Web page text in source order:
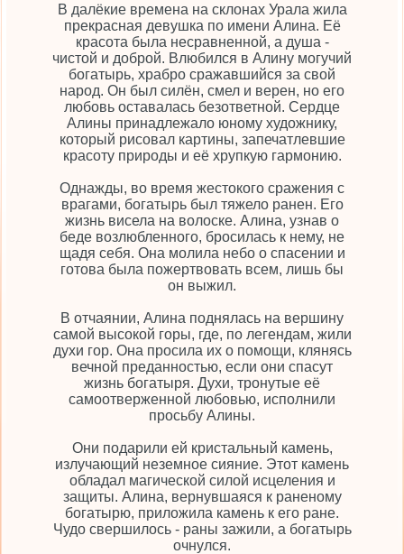
В далёкие времена на склонах Урала жила
прекрасная девушка по имени Алина. Её
красота была несравненной, а душа -
чистой и доброй. Влюбился в Алину могучий
богатырь, храбро сражавшийся за свой
народ. Он был силён, смел и верен, но его
любовь оставалась безответной. Сердце
Алины принадлежало юному художнику,
который рисовал картины, запечатлевшие
красоту природы и её хрупкую гармонию.
Однажды, во время жестокого сражения с
врагами, богатырь был тяжело ранен. Его
жизнь висела на волоске. Алина, узнав о
беде возлюбленного, бросилась к нему, не
щадя себя. Она молила небо о спасении и
готова была пожертвовать всем, лишь бы
он выжил.
В отчаянии, Алина поднялась на вершину
самой высокой горы, где, по легендам, жили
духи гор. Она просила их о помощи, клянясь
вечной преданностью, если они спасут
жизнь богатыря. Духи, тронутые её
самоотверженной любовью, исполнили
просьбу Алины.
Они подарили ей кристальный камень,
излучающий неземное сияние. Этот камень
обладал магической силой исцеления и
защиты. Алина, вернувшаяся к раненому
богатырю, приложила камень к его ране.
Чудо свершилось - раны зажили, а богатырь
очнулся.